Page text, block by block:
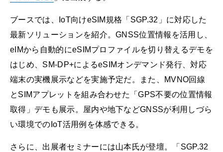
ブースでは、IoT向けeSIM規格「SGP.32」に対応した
最新ソリューションを紹介。GNSS位置情報を活用し、
eIMから自動的にeSIMプロファイルを切り替えるデモを
はじめ、SM-DP+によるeSIMオンデマンド発行、対応
端末の実機展示などを実施予定だ。また、MVNO回線
とSIMアプレットを組み合わせた「GPS不要の位置情報
取得」デモも展示。屋内や地下などGNSSが利用しづら
い環境でのIoT活用例を体感できる。
さらに、出展者セミナーには山本氏が登壇。「SGP.32